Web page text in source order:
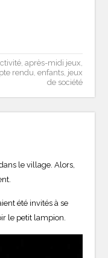
, après-midi jeux,
rendu, enfants, jeux
de société
le village. Alors,
été invités à se
le petit lampion.